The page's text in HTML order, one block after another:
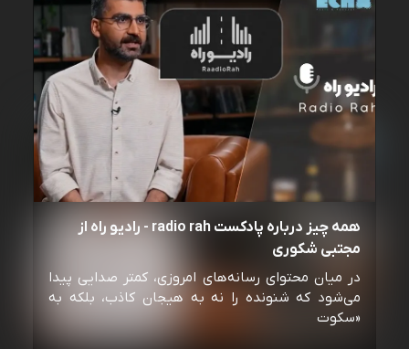
همه چیز درباره پادکست radio rah - رادیو راه از
مجتبی شکوری
در میان محتوای رسانه‌های امروزی، کمتر صدایی پیدا
می‌شود که شنونده را نه به هیجان کاذب، بلکه به
«سکوت